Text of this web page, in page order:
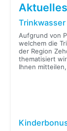
Aktuelles
Aufgrund von
welchem die
der Region
thematisiert
Ihnen